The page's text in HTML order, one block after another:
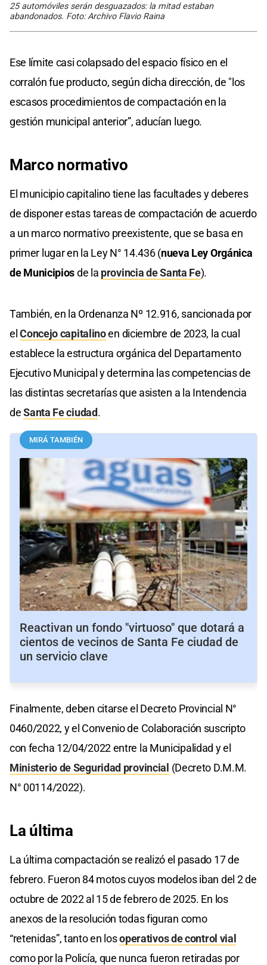
25 automóviles serán desguazados: la mitad estaban
abandonados. Foto: Archivo Flavio Raina
Ese límite casi colapsado del espacio físico en el
corralón fue producto, según dicha dirección, de "los
escasos procedimientos de compactación en la
gestión municipal anterior”, aducían luego.
Marco normativo
El municipio capitalino tiene las facultades y deberes
de disponer estas tareas de compactación de acuerdo
a un marco normativo preexistente, que se basa en
primer lugar en la Ley N° 14.436 (nueva Ley Orgánica
de Municipiosde la provincia de Santa Fe).
También, en la Ordenanza Nº 12.916, sancionada por
elConcejo capitalinoen diciembre de 2023, la cual
establece la estructura orgánica del Departamento
Ejecutivo Municipal y determina las competencias de
las distintas secretarías que asisten a la Intendencia
deSanta Fe ciudad.
MIRÁ TAMBIÉN
Reactivan un fondo "virtuoso" que dotará a
cientos de vecinos de Santa Fe ciudad de
un servicio clave
Finalmente, deben citarse el Decreto Provincial N°
0460/2022, y el Convenio de Colaboración suscripto
con fecha 12/04/2022 entre la Municipalidad y el
Ministerio de Seguridad provincial (Decreto D.M.M.
N° 00114/2022).
La última
La última compactación se realizó el pasado 17 de
febrero. Fueron 84 motos cuyos modelos iban del 2 de
octubre de 2022 al 15 de febrero de 2025. En los
anexos de la resolución todas figuran como
“retenidas”, tanto en losoperativos de control vial
como por la Policía, que nunca fueron retiradas por